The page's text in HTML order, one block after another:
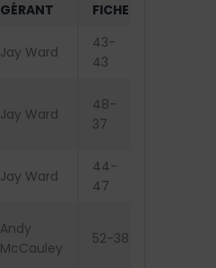
GÉRANT FICHE
Jay Ward
43-
43
Jay Ward
48-
37
Jay Ward
44-
47
Andy
McCauley
52-38